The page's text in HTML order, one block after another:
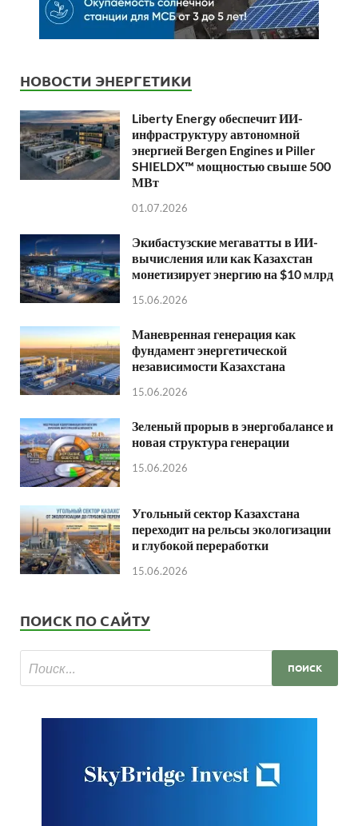
НОВОСТИ ЭНЕРГЕТИКИ
Liberty Energy обеспечит ИИ-
инфраструктуру автономной
энергией Bergen Engines и Piller
SHIELDX™ мощностью свыше 500
МВт
01.07.2026
Экибастузские мегаватты в ИИ-
вычисления или как Казахстан
монетизирует энергию на $10 млрд
15.06.2026
Маневренная генерация как
фундамент энергетической
независимости Казахстана
15.06.2026
Зеленый прорыв в энергобалансе и
новая структура генерации
15.06.2026
Угольный сектор Казахстана
переходит на рельсы экологизации
и глубокой переработки
15.06.2026
ПОИСК ПО САЙТУ